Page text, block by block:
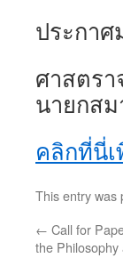
ประกาศ
ศาสตรา
นายกส
คลิกที่นี่
This entry was
← Call for
the